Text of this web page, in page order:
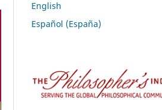
English
Español (España)